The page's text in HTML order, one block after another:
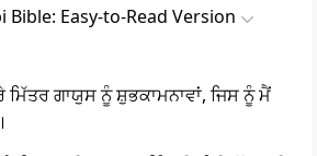
Bible: Easy-to-Read Version
ਗਾਯੁਸ ਨੂੰ ਸ਼ੁਭਕਾਮਨਾਵਾਂ, ਜਿਸ ਨੂੰ ਮੈਂ